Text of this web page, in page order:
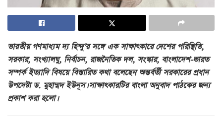
ভারতীয় গণমাধ্যম দ্য হিন্দু’র সঙ্গে এক সাক্ষাৎকারে দেশের পরিস্থিতি,
সরকার, সংখ্যালঘু, নির্বাচন, রাজনৈতিক দল, সংস্কার, বাংলাদেশ-ভারত
সম্পর্ক ইত্যাদি বিষয়ে বিস্তারিত কথা বলেছেন অন্তর্বর্তী সরকারের প্রধান
উপদেষ্টা ড. মুহাম্মদ ইউনূস। সাক্ষাৎকারটির বাংলা অনুবাদ পাঠকের জন্য
প্রকাশ করা হলো।